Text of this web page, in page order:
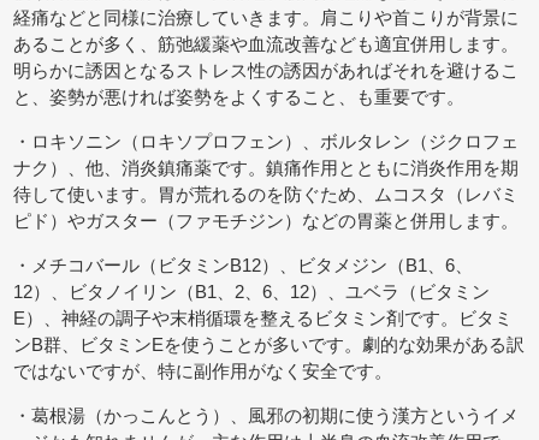
経痛などと同様に治療していきます。肩こりや首こりが背景に
あることが多く、筋弛緩薬や血流改善なども適宜併用します。
明らかに誘因となるストレス性の誘因があればそれを避けるこ
と、姿勢が悪ければ姿勢をよくすること、も重要です。
・ロキソニン（ロキソプロフェン）、ボルタレン（ジクロフェ
ナク）、他、消炎鎮痛薬です。鎮痛作用とともに消炎作用を期
待して使います。胃が荒れるのを防ぐため、ムコスタ（レバミ
ピド）やガスター（ファモチジン）などの胃薬と併用します。
・メチコバール（ビタミンB12）、ビタメジン（B1、6、
12）、ビタノイリン（B1、2、6、12）、ユベラ（ビタミン
E）、神経の調子や末梢循環を整えるビタミン剤です。ビタミ
ンB群、ビタミンEを使うことが多いです。劇的な効果がある訳
ではないですが、特に副作用がなく安全です。
・葛根湯（かっこんとう）、風邪の初期に使う漢方というイメ